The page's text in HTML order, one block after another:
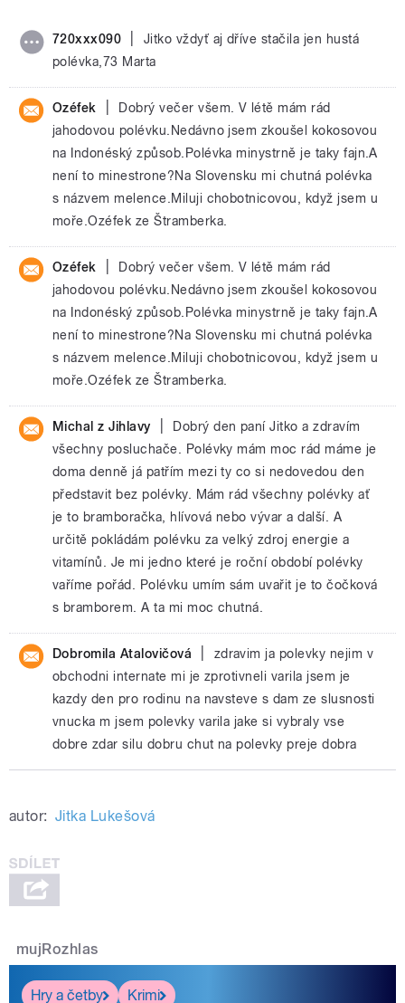
720xxx090
Jitko vždyť aj dříve stačila jen hustá
polévka,73 Marta
Ozéfek
Dobrý večer všem. V létě mám rád
jahodovou polévku.Nedávno jsem zkoušel kokosovou
na Indonéský způsob.Polévka minystrně je taky fajn.A
není to minestrone?Na Slovensku mi chutná polévka
s názvem melence.Miluji chobotnicovou, když jsem u
moře.Ozéfek ze Štramberka.
Ozéfek
Dobrý večer všem. V létě mám rád
jahodovou polévku.Nedávno jsem zkoušel kokosovou
na Indonéský způsob.Polévka minystrně je taky fajn.A
není to minestrone?Na Slovensku mi chutná polévka
s názvem melence.Miluji chobotnicovou, když jsem u
moře.Ozéfek ze Štramberka.
Michal z Jihlavy
Dobrý den paní Jitko a zdravím
všechny posluchače. Polévky mám moc rád máme je
doma denně já patřím mezi ty co si nedovedou den
představit bez polévky. Mám rád všechny polévky ať
je to bramboračka, hlívová nebo vývar a další. A
určitě pokládám polévku za velký zdroj energie a
vitamínů. Je mi jedno které je roční období polévky
vaříme pořád. Polévku umím sám uvařit je to čočková
s bramborem. A ta mi moc chutná.
Dobromila Atalovičová
zdravim ja polevky nejim v
obchodni internate mi je zprotivneli varila jsem je
kazdy den pro rodinu na navsteve s dam ze slusnosti
vnucka m jsem polevky varila jake si vybraly vse
dobre zdar silu dobru chut na polevky preje dobra
autor: Jitka Lukešová
mujRozhlas
Hry a četby Krimi